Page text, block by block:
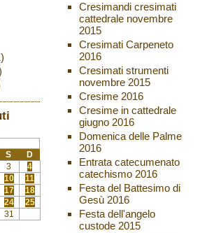
S
D
3
4
10
11
17
18
24
25
31
Cresimandi cresimati
cattedrale novembre
2015
Cresimati Carpeneto
2016
Cresimati strumenti
novembre 2015
Cresime 2016
Cresime in cattedrale
giugno 2016
Domenica delle Palme
2016
Entrata catecumenato
catechismo 2016
Festa del Battesimo di
Gesù 2016
Festa dell'angelo
custode 2015